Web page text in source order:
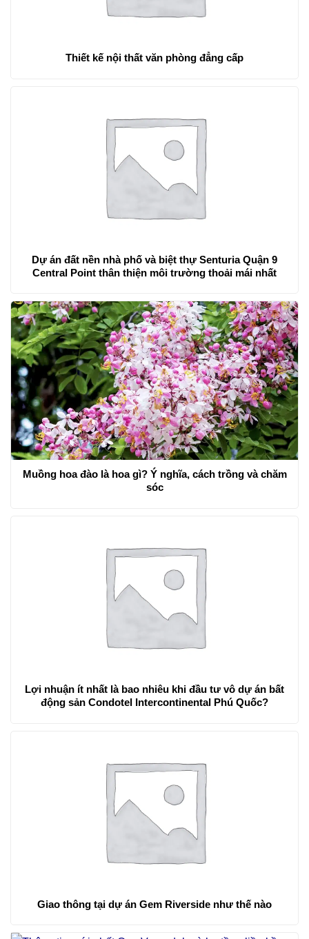
Thiết kế nội thất văn phòng đẳng cấp
Dự án đất nền nhà phố và biệt thự Senturia Quận 9
Central Point thân thiện môi trường thoải mái nhất
Muồng hoa đào là hoa gì? Ý nghĩa, cách trồng và chăm
sóc
Lợi nhuận ít nhất là bao nhiêu khi đầu tư vô dự án bất
động sản Condotel Intercontinental Phú Quốc?
Giao thông tại dự án Gem Riverside như thế nào